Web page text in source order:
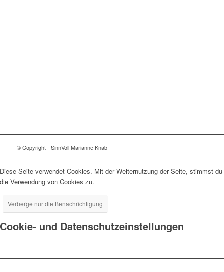
© Copyright - SinnVoll Marianne Knab
Diese Seite verwendet Cookies. Mit der Weiternutzung der Seite, stimmst du
die Verwendung von Cookies zu.
Verberge nur die Benachrichtigung
Cookie- und Datenschutzeinstellungen